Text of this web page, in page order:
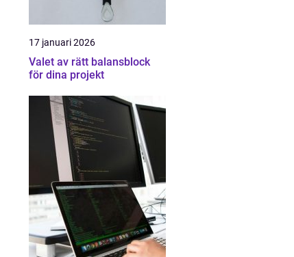
17 januari 2026
Valet av rätt balansblock
för dina projekt